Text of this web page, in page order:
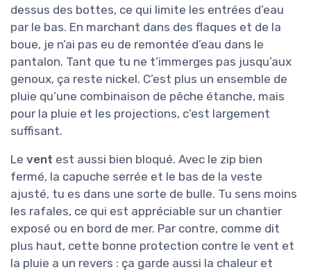
dessus des bottes, ce qui limite les entrées d’eau
par le bas. En marchant dans des flaques et de la
boue, je n’ai pas eu de remontée d’eau dans le
pantalon. Tant que tu ne t’immerges pas jusqu’aux
genoux, ça reste nickel. C’est plus un ensemble de
pluie qu’une combinaison de pêche étanche, mais
pour la pluie et les projections, c’est largement
suffisant.
Le vent est aussi bien bloqué. Avec le zip bien
fermé, la capuche serrée et le bas de la veste
ajusté, tu es dans une sorte de bulle. Tu sens moins
les rafales, ce qui est appréciable sur un chantier
exposé ou en bord de mer. Par contre, comme dit
plus haut, cette bonne protection contre le vent et
la pluie a un revers : ça garde aussi la chaleur et